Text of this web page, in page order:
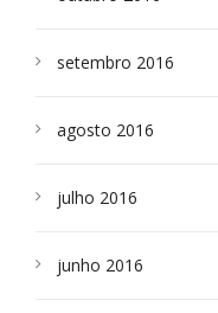
setembro 2016
agosto 2016
julho 2016
junho 2016